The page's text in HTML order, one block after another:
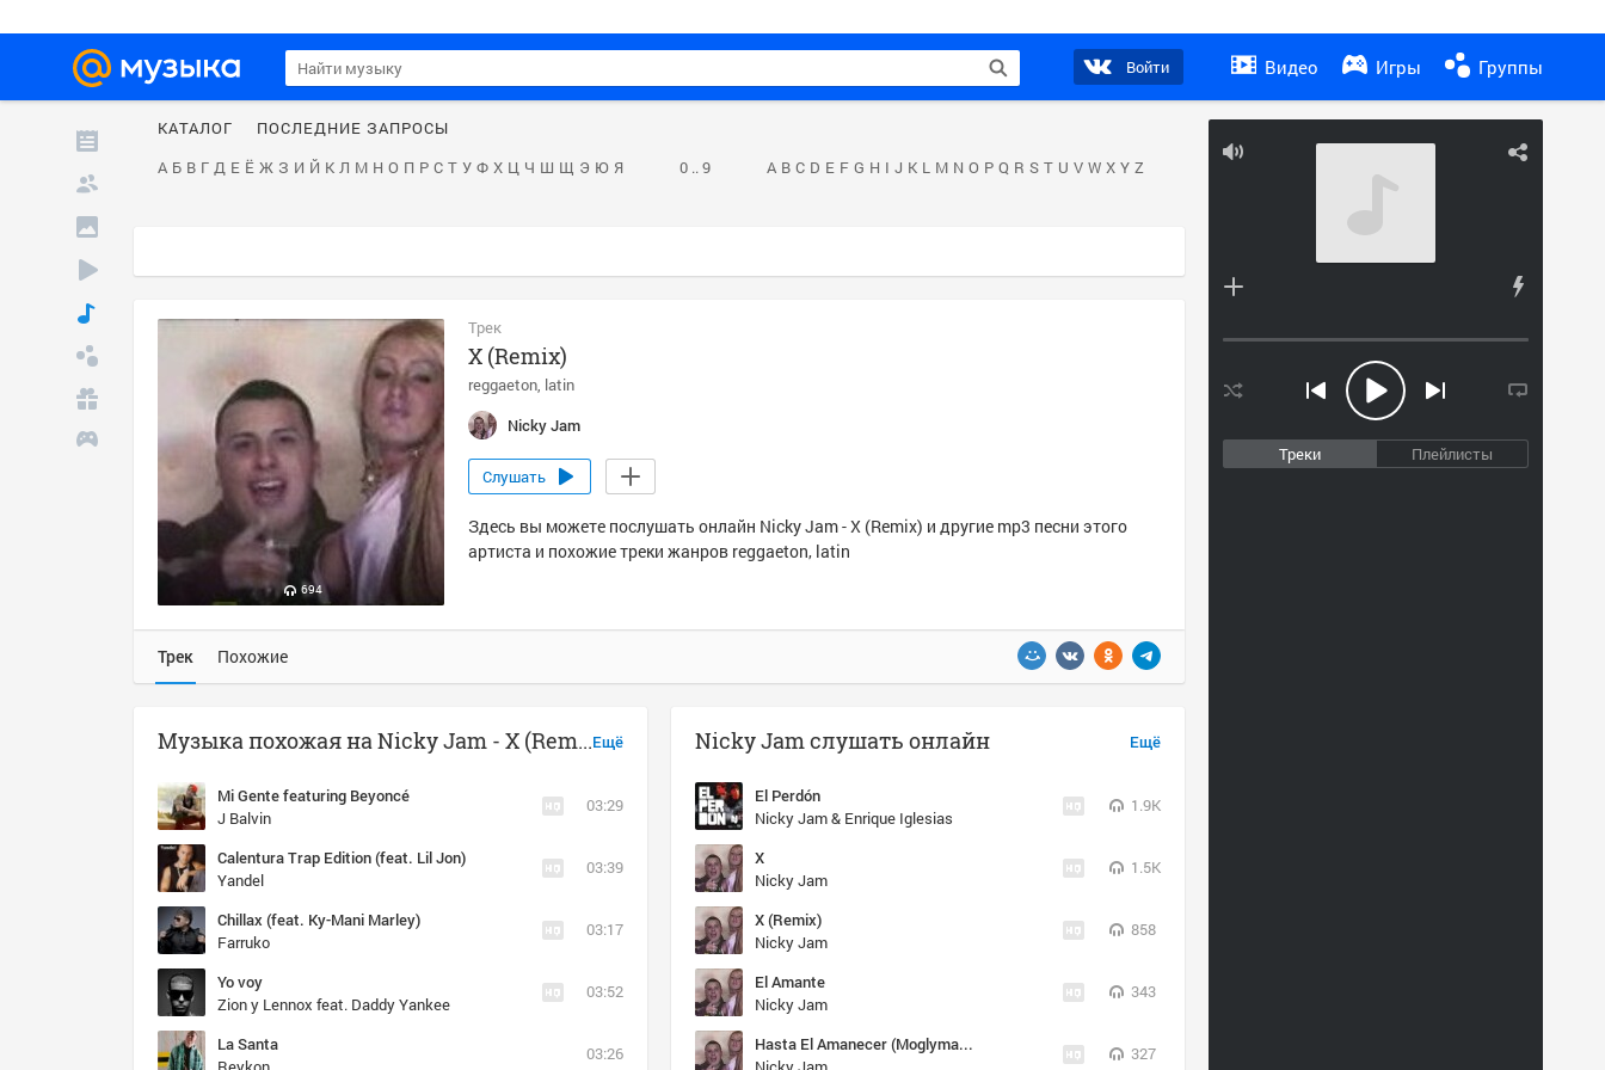
Войти Видео Игры Группы
Треки Плейлисты
КАТАЛОГ
ПОСЛЕДНИЕ ЗАПРОСЫ
А Б В Г Д Е Ё Ж З И Й К Л М Н О П Р С Т У Ф Х Ц Ч Ш Щ Э Ю Я 0 .. 9 A B C D E F G H I J K L M N O P Q R S T U V W X Y Z
694
Трек
X (Remix)
reggaeton latin
Nicky Jam
Слушать
Здесь вы можете послушать онлайн Nicky Jam - X (Remix) и другие mp3 песни этого
артиста и похожие треки жанров reggaeton, latin
Трек Похожие
Ещё
Музыка похожая на Nicky Jam - X (Remix)
Mi Gente featuring Beyoncé
J Balvin
03:29
Calentura Trap Edition (feat. Lil Jon)
Yandel
03:39
Chillax (feat. Ky-Mani Marley)
Farruko
03:17
Yo voy
Zion y Lennox feat. Daddy Yankee
03:52
La Santa
03:26
Ещё
Nicky Jam слушать онлайн
El Perdón
Nicky Jam & Enrique Iglesias
1.9K
X
Nicky Jam
1.5K
X (Remix)
Nicky Jam
858
El Amante
Nicky Jam
343
Hasta El Amanecer (Moglyman Edit 98)
327